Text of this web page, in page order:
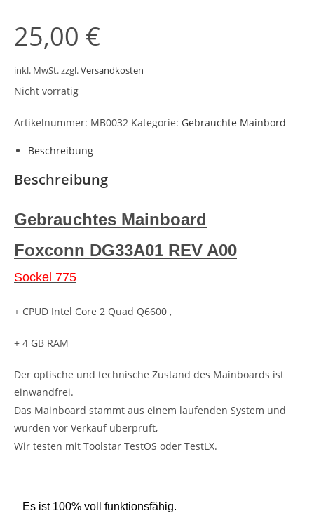
25,00 €
inkl. MwSt.zzgl.Versandkosten
Nicht vorrätig
Artikelnummer: MB0032 Kategorie: Gebrauchte Mainbord
Beschreibung
Beschreibung
Gebrauchtes Mainboard
Foxconn DG33A01 REV A00
Sockel 775
+ CPUD Intel Core 2 Quad Q6600 ,
+ 4 GB RAM
Der optische und technische Zustand des Mainboards ist
einwandfrei.
Das Mainboard stammt aus einem laufenden System und
wurden vor Verkauf überprüft,
Wir testen mit Toolstar TestOS oder TestLX.
Es ist 100% voll funktionsfähig.